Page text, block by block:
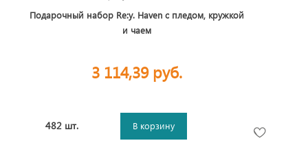
Подарочный набор Re:y. Haven с пледом, кружкой
и чаем
3 114,39 руб.
482 шт. В корзину